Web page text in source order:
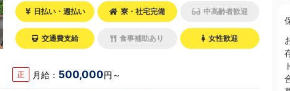
日払い・週払い 寮・社宅完備 中高齢者歓迎
交通費支給 食事補助あり 女性歓迎
正 月給： 500,000円～